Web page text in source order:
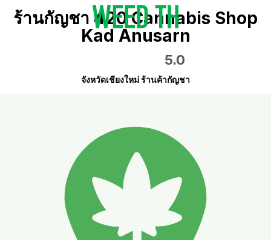
ร้านกัญชา 420 Cannabis Shop
Kad Anusarn
5.0
จังหวัดเชียงใหม่ ร้านค้ากัญชา